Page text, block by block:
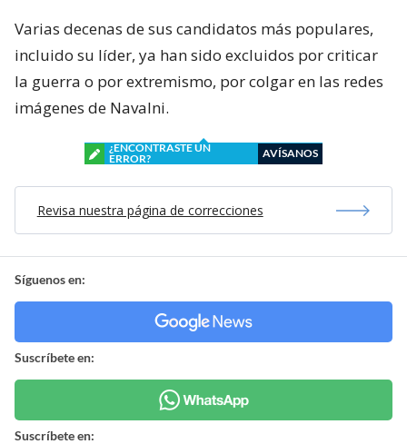
Varias decenas de sus candidatos más populares,
incluido su líder, ya han sido excluidos por criticar
la guerra o por extremismo, por colgar en las redes
imágenes de Navalni.
¿ENCONTRASTE UN
ERROR?
AVÍSANOS
Revisa nuestra página de correcciones
Síguenos en:
Suscríbete en:
Suscríbete en: